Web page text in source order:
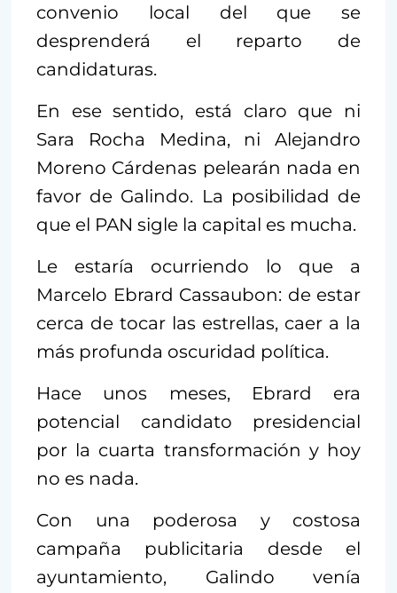
convenio local del que se
desprenderá el reparto de
candidaturas.
En ese sentido, está claro que ni
Sara Rocha Medina, ni Alejandro
Moreno Cárdenas pelearán nada en
favor de Galindo. La posibilidad de
que el PAN sigle la capital es mucha.
Le estaría ocurriendo lo que a
Marcelo Ebrard Cassaubon: de estar
cerca de tocar las estrellas, caer a la
más profunda oscuridad política.
Hace unos meses, Ebrard era
potencial candidato presidencial
por la cuarta transformación y hoy
no es nada.
Con una poderosa y costosa
campaña publicitaria desde el
ayuntamiento, Galindo venía